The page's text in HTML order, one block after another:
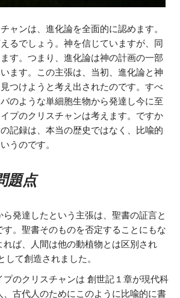
ャンは、進化論を全面的に認めます。
るでしょう。神を信じていますが、同
す。つまり、進化論は神の計画の一部
ます。この主張は、当初、進化論と神
つけようと考え出されたのです。すべ
のような単細胞生物から発達し今に至
プのクリスチャンは考えます。ですか
記録は、本当の歴史ではなく、比喩的
うのです。
題点
ら発達したという主張は、聖書の証言と
す。聖書そのものを否定することにもな
れば、人間は他の動植物とは区別され
して創造されました。
プのクリスチャンは 創世記１章が現代科
、古代人のためにこのように比喩的に書